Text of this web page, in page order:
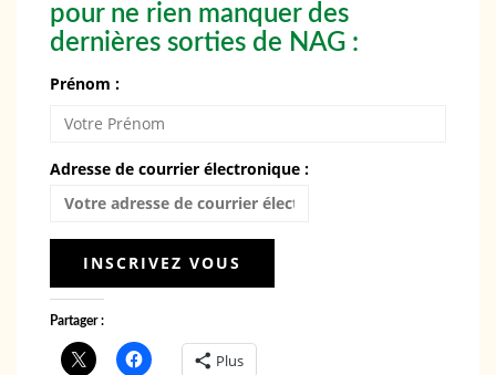
pour ne rien manquer des
dernières sorties de NAG :
Prénom :
Adresse de courrier électronique :
Partager :
Plus